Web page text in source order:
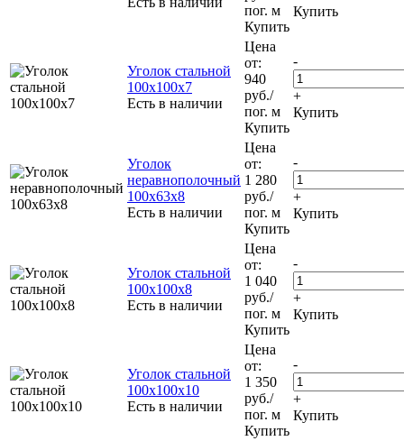
пог. м
Купить
Купить
Уголок стальной
100х100х7
Есть в наличии
Цена
от:
940
руб./
пог. м
Купить
-
+
Купить
Уголок
неравнополочный
100х63х8
Есть в наличии
Цена
от:
1 280
руб./
пог. м
Купить
-
+
Купить
Уголок стальной
100х100х8
Есть в наличии
Цена
от:
1 040
руб./
пог. м
Купить
-
+
Купить
Уголок стальной
100х100х10
Есть в наличии
Цена
от:
1 350
руб./
пог. м
Купить
-
+
Купить